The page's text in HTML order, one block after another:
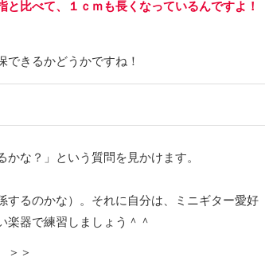
比べて、１ｃｍも長くなっているんですよ！
きるかどうかですね！
な？」という質問を見かけます。
るのかな）。それに自分は、ミニギター愛好
楽器で練習しましょう＾＾
＞＞